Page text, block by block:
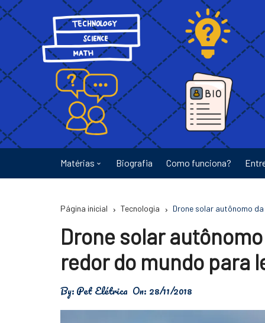
Ir
para
conteúdo
Matérias
Energia
Física
Meio Ambiente
Biografia Como funciona?
Página inicial Tecnologia Drone solar autônomo
Drone solar
redor do mundo para
By:Pet Elétrica On: 28/11/2018